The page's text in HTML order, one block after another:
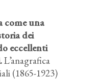
come una
dei
eccellenti
L’anagrafica
(1865-1923)